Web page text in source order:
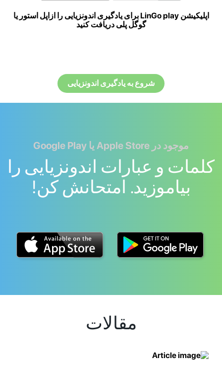
اپلیکیشن LinGo play برای یادگیری اندونزیایی را ازاپل استور یا
گوگل پلی دریافت کنید
شروع به یادگیری اندونزیایی
موجود در Apple Store یا Google Play
کلمات و عبارات اندونزیایی را
بیاموزید. امتحانش کن!
مقالات